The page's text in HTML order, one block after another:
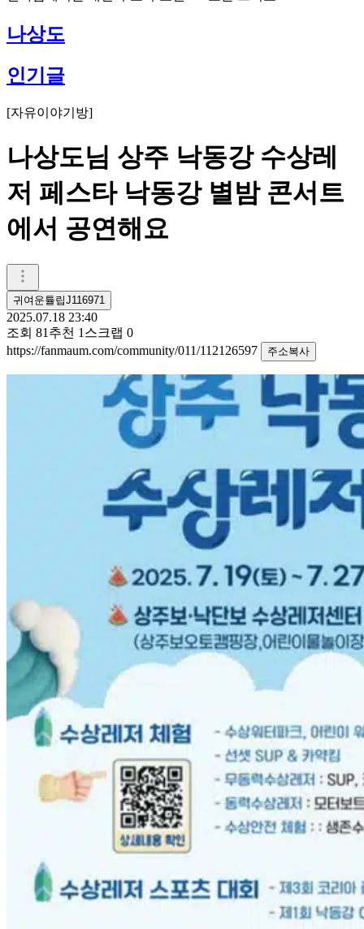
나상도
인기글
[자유이야기방]
나상도님 상주 낙동강 수상레
저 페스타 낙동강 별밤 콘서트
에서 공연해요
귀여운튤립J116971
2025.07.18 23:40
조회 81 추천 1 스크랩 0
https://fanmaum.com/community/011/112126597
주소복사